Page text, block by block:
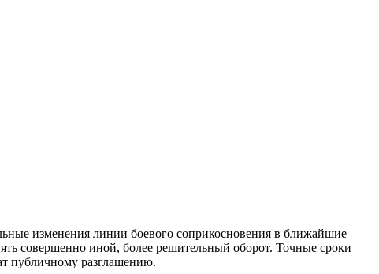
изменения линии боевого соприкосновения в ближайшие
совершенно иной, более решительный оборот. Точные сроки
публичному разглашению.